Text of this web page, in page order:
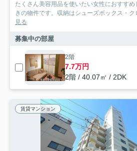
たくさん美容用品を使いたい女性におすす
きの物件です。収納はシューズボックス・
見る
募集中の部屋
2階
7.7万円
2階 / 40.07㎡ / 2DK
賃貸マンション